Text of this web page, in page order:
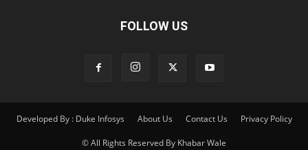
FOLLOW US
Developed By : Duke Infosys About Us Contact Us Privacy Policy
© All Rights Reserved By Khabar Wale